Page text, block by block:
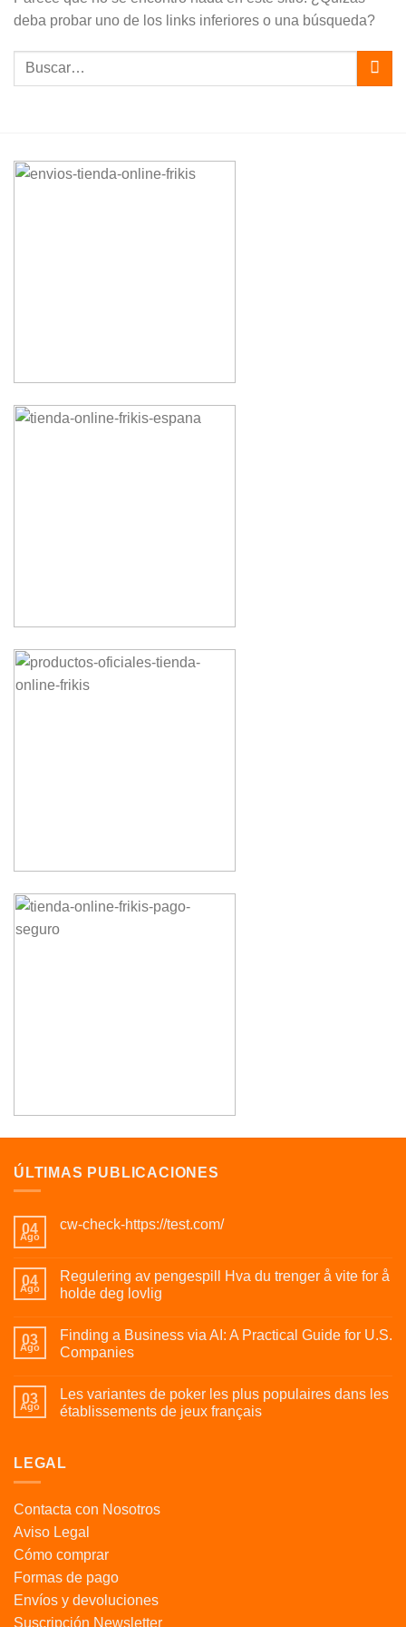
deba probar uno de los links inferiores o una búsqueda?
ÚLTIMAS PUBLICACIONES
04
Ago
cw-check-https://test.com/
04
Ago
Regulering av pengespill Hva du trenger å vite for å
holde deg lovlig
03
Ago
Finding a Business via AI: A Practical Guide for U.S.
Companies
03
Ago
Les variantes de poker les plus populaires dans les
établissements de jeux français
LEGAL
Contacta con Nosotros
Aviso Legal
Cómo comprar
Formas de pago
Envíos y devoluciones
Suscripción Newsletter